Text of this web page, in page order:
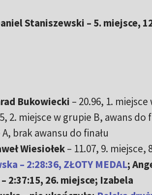
Staniszewski – 5. miejsce,
Bukowiecki – 20.96, 1. miejsce
2. miejsce w grupie B, awans do
brak awansu do finału
Wiesiołek– 11.07, 9. miejsce,
– 2:28:36, ZŁOTY MEDAL;
2:37:15, 26. miejsce; Izabela